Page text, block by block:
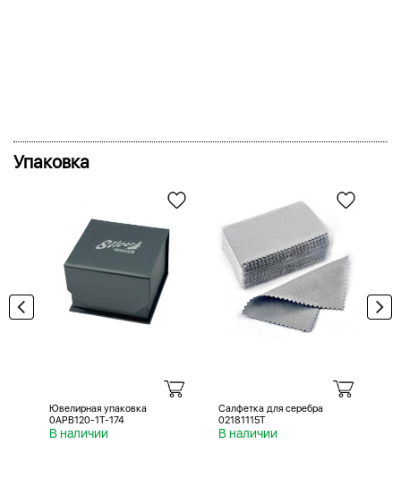
Упаковка
Ювелирная упаковка
0APB120-1T-174
В наличии
Салфетка для серебра
02181115T
В наличии